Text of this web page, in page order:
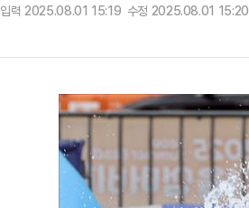
입력 2025.08.01 15:19 수정 2025.08.01 15:20